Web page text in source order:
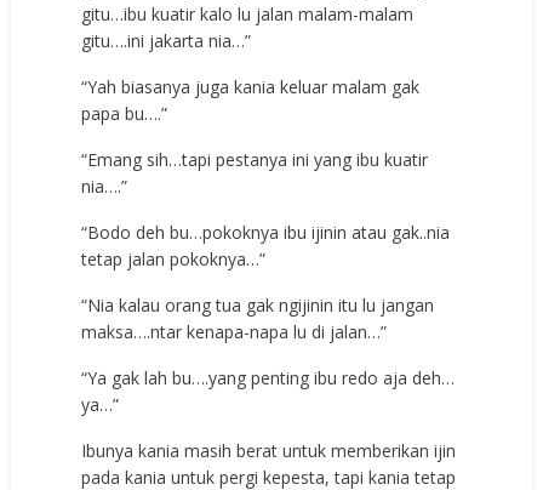
gitu…ibu kuatir kalo lu jalan malam-malam
gitu….ini jakarta nia…”
“Yah biasanya juga kania keluar malam gak
papa bu….”
“Emang sih…tapi pestanya ini yang ibu kuatir
nia….”
“Bodo deh bu…pokoknya ibu ijinin atau gak..nia
tetap jalan pokoknya…”
“Nia kalau orang tua gak ngijinin itu lu jangan
maksa….ntar kenapa-napa lu di jalan…”
“Ya gak lah bu….yang penting ibu redo aja deh…
ya…”
Ibunya kania masih berat untuk memberikan ijin
pada kania untuk pergi kepesta, tapi kania tetap